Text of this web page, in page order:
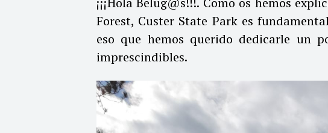
Forest, Custer State Park es
eso que hemos querido dedicarle un
imprescindibles.